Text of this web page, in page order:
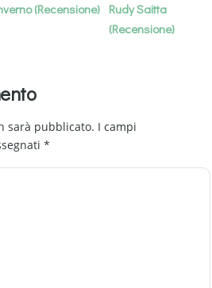
(Recensione) Rudy Saitta
(Recensione)
sarà pubblicato. I campi
*